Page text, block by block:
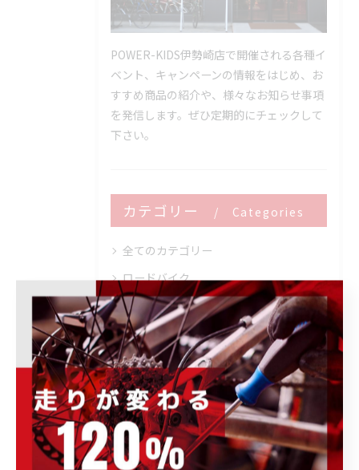
POWER-KIDS伊勢崎店で開催される各種イ
ベント、キャンペーンの情報をはじめ、お
すすめ商品の紹介や、様々なお知らせ事項
を発信します。ぜひ定期的にチェックして
下さい。
カテゴリー Categories
全てのカテゴリー
ロードバイク
メンテナンス
フィッティング
オーバーホール
トレーニング
ブログ
その他のお知らせ